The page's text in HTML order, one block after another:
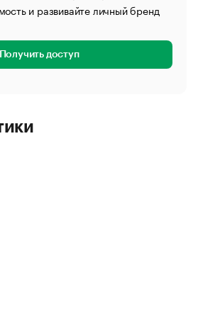
и развивайте личный бренд
Получить доступ